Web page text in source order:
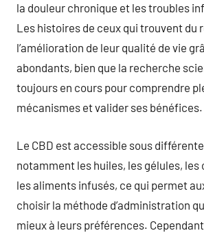
la douleur chronique et les troubles
Les histoires de ceux qui trouvent du
l’amélioration de leur qualité de vie
abondants, bien que la recherche
toujours en cours pour comprendre
mécanismes et valider ses bénéfices.
Le CBD est accessible sous
notamment les huiles, les gélules, les
les aliments infusés, ce qui permet
choisir la méthode d’administration
mieux à leurs préférences.